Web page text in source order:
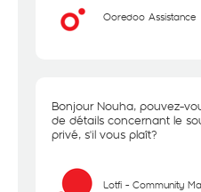
Ooredoo Assistance
Bonjour Nouha, pouvez-
de détails concernant le
privé, s'il vous plaît?
Lotfi - Community